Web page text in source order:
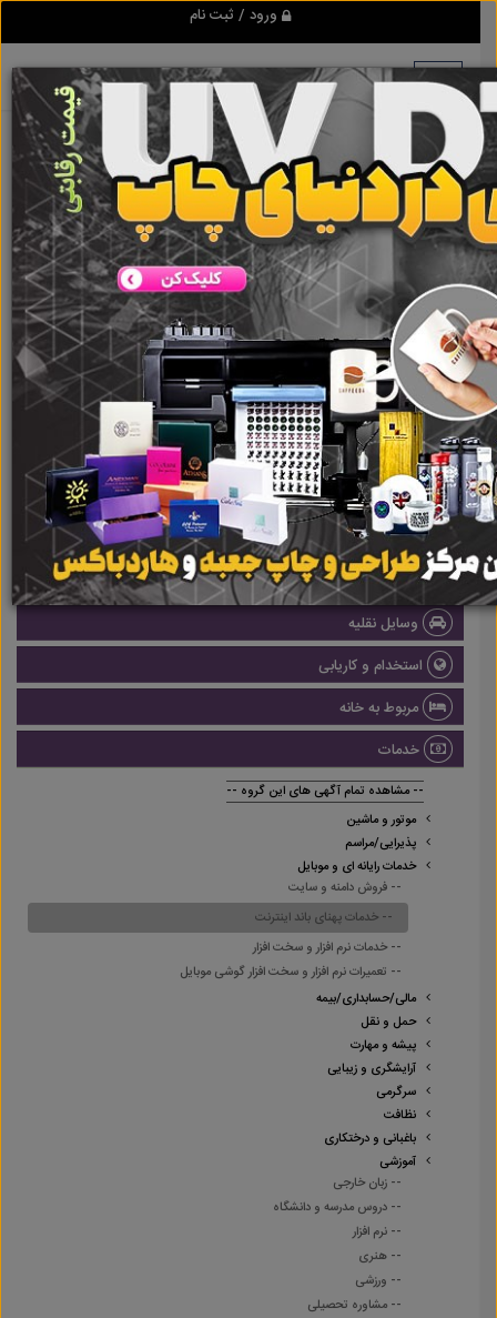
ورود / ثبت نام
هیچ آگهی در این گروه ثبت نشده
است
گروه ها
املاک
صنعتی
پزشکی و سلامت
وسایل نقلیه
استخدام و کاریابی
مربوط به خانه
خدمات
-- مشاهده تمام آگهی های این گروه --
موتور و ماشین
پذیرایی/مراسم
خدمات رایانه ای و موبایل
-- فروش دامنه و سایت
-- خدمات پهنای باند اینترنت
-- خدمات نرم افزار و سخت افزار
-- تعمیرات نرم افزار و سخت افزار گوشی موبایل
مالی/حسابداری/بیمه
حمل و نقل
پیشه و مهارت
آرایشگری و زیبایی
سرگرمی
نظافت
باغبانی و درختکاری
آموزشی
-- زبان خارجی
-- دروس مدرسه و دانشگاه
-- نرم افزار
-- هنری
-- ورزشی
-- مشاوره تحصیلی